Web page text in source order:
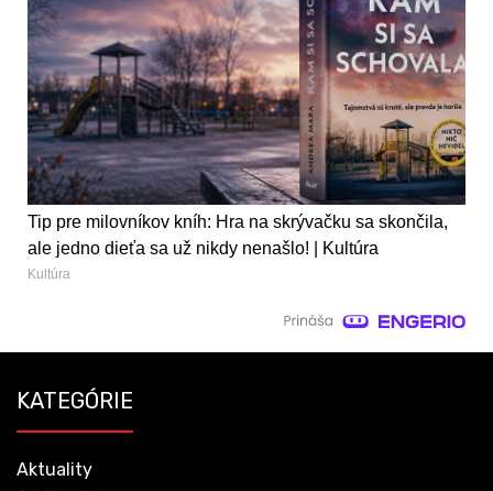
Tip pre milovníkov kníh: Hra na skrývačku sa skončila,
ale jedno dieťa sa už nikdy nenašlo! | Kultúra
Kultúra
KATEGÓRIE
Aktuality